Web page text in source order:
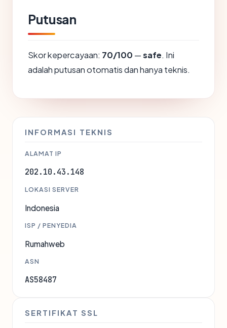
Putusan
Skor kepercayaan: 70/100 —safe. Ini
adalah putusan otomatis dan hanya teknis.
INFORMASI TEKNIS
ALAMAT IP
202.10.43.148
LOKASI SERVER
Indonesia
ISP / PENYEDIA
Rumahweb
ASN
AS58487
SERTIFIKAT SSL